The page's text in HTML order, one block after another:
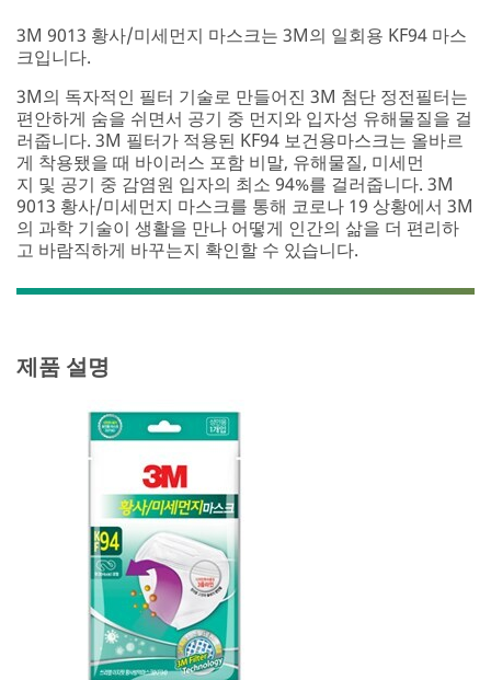
3M 9013 황사/미세먼지 마스크는 3M의 일회용 KF94 마스
크입니다.
3M의 독자적인 필터 기술로 만들어진 3M 첨단 정전필터는
편안하게 숨을 쉬면서 공기 중 먼지와 입자성 유해물질을 걸
러줍니다. 3M 필터가 적용된 KF94 보건용마스크는 올바르
게 착용됐을 때 바이러스 포함 비말, 유해물질, 미세먼
지 및 공기 중 감염원 입자의 최소 94%를 걸러줍니다. 3M
9013 황사/미세먼지 마스크를 통해 코로나 19 상황에서 3M
의 과학 기술이 생활을 만나 어떻게 인간의 삶을 더 편리하
고 바람직하게 바꾸는지 확인할 수 있습니다.
제품 설명